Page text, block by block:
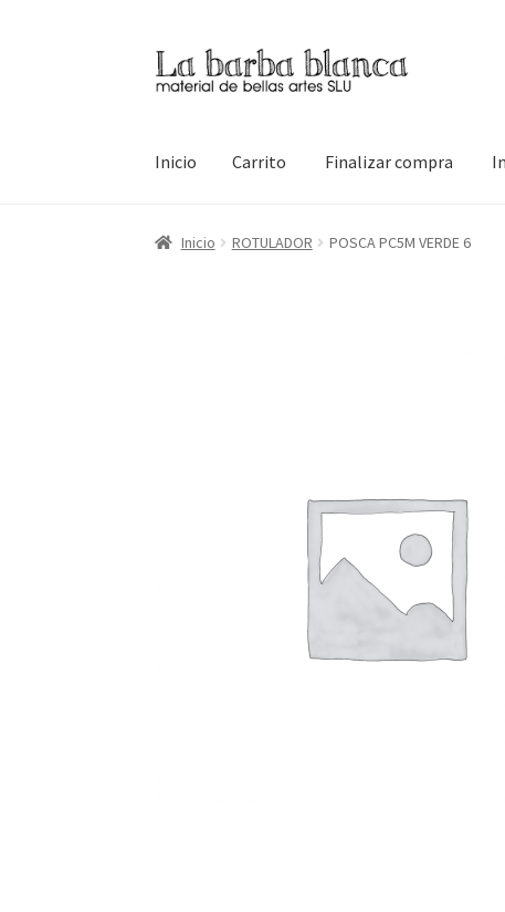
Ir
a
Ir
al
Inicio Carrito Finalizar compra
Inicio Carrito Finalizar compra InicioMi cuenta
Inicio ROTULADOR POSCA PC5M VERDE 6